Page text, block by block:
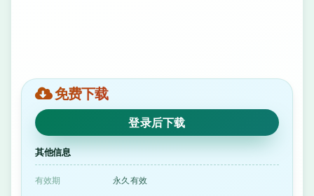
免费下载
登录后下载
其他信息
有效期 永久有效